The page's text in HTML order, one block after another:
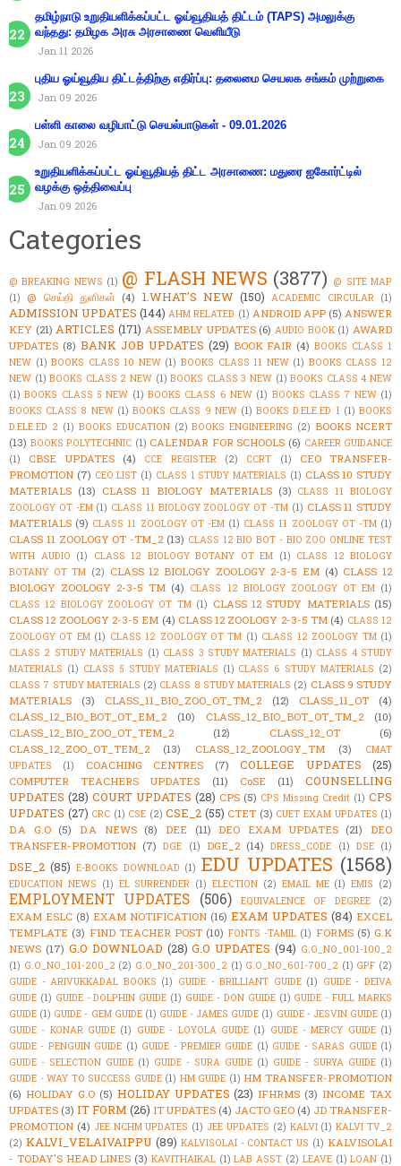
தமிழ்நாடு உறுதியளிக்கப்பட்ட ஓய்வூதியத் திட்டம் (TAPS) அமலுக்கு
வந்தது: தமிழக அரசு அரசாணை வெளியீடு
Jan 11 2026
புதிய ஓய்வூதிய திட்டத்திற்கு எதிர்ப்பு: தலைமை செயலக சங்கம் முற்றுகை
Jan 09 2026
பள்ளி காலை வழிபாட்டு செயல்பாடுகள் - 09.01.2026
Jan 09 2026
உறுதியளிக்கப்பட்ட ஓய்வூதியத் திட்ட அரசாணை: மதுரை ஐகோர்ட்டில்
வழக்கு ஒத்திவைப்பு
Jan 09 2026
Categories
@ BREAKING NEWS (1) @ FLASH NEWS (3877) @ SITE MAP
(1) @ செய்தி துளிகள் (4) 1.WHAT'S NEW (150) ACADEMIC CIRCULAR (1)
ADMISSION UPDATES (144) AHM RELATED (1) ANDROID APP (5) ANSWER
KEY (21) ARTICLES (171) ASSEMBLY UPDATES (6) AUDIO BOOK (1) AWARD
UPDATES (8) BANK JOB UPDATES (29) BOOK FAIR (4) BOOKS CLASS 1
NEW (1) BOOKS CLASS 10 NEW (1) BOOKS CLASS 11 NEW (1) BOOKS CLASS 12
NEW (1) BOOKS CLASS 2 NEW (1) BOOKS CLASS 3 NEW (1) BOOKS CLASS 4 NEW
(1) BOOKS CLASS 5 NEW (1) BOOKS CLASS 6 NEW (1) BOOKS CLASS 7 NEW (1)
BOOKS CLASS 8 NEW (1) BOOKS CLASS 9 NEW (1) BOOKS D.ELE.ED 1 (1) BOOKS
D.ELE.ED 2 (1) BOOKS EDUCATION (2) BOOKS ENGINEERING (2) BOOKS NCERT
(13) BOOKS POLYTECHNIC (1) CALENDAR FOR SCHOOLS (6) CAREER GUIDANCE
(1)
CBSE UPDATES (4) CCE REGISTER (2) CCRT (1)
CEO TRANSFER-
PROMOTION (7) CEO LIST (1) CLASS 1 STUDY MATERIALS (1) CLASS 10 STUDY
MATERIALS (13) CLASS 11 BIOLOGY MATERIALS (3) CLASS 11 BIOLOGY
ZOOLOGY OT -EM (1) CLASS 11 BIOLOGY ZOOLOGY OT -TM (1) CLASS 11 STUDY
MATERIALS (9) CLASS 11 ZOOLOGY OT -EM (1) CLASS 11 ZOOLOGY OT -TM (1)
CLASS 11 ZOOLOGY OT -TM_2 (13) CLASS 12 BIO BOT - BIO ZOO ONLINE TEST
WITH AUDIO (1) CLASS 12 BIOLOGY BOTANY OT EM (1) CLASS 12 BIOLOGY
BOTANY OT TM (2) CLASS 12 BIOLOGY ZOOLOGY 2-3-5 EM (4) CLASS 12
BIOLOGY ZOOLOGY 2-3-5 TM (4) CLASS 12 BIOLOGY ZOOLOGY OT EM (1)
CLASS 12 BIOLOGY ZOOLOGY OT TM (1) CLASS 12 STUDY MATERIALS (15)
CLASS 12 ZOOLOGY 2-3-5 EM (4) CLASS 12 ZOOLOGY 2-3-5 TM (4) CLASS 12
ZOOLOGY OT EM (1) CLASS 12 ZOOLOGY OT TM (1) CLASS 12 ZOOLOGY TM (1)
CLASS 2 STUDY MATERIALS (1) CLASS 3 STUDY MATERIALS (1) CLASS 4 STUDY
MATERIALS (1) CLASS 5 STUDY MATERIALS (1) CLASS 6 STUDY MATERIALS (2)
CLASS 7 STUDY MATERIALS (2) CLASS 8 STUDY MATERIALS (2) CLASS 9 STUDY
MATERIALS
(3) CLASS_11_BIO_ZOO_OT_TM_2 (12) CLASS_11_OT
(4)
CLASS_12_BIO_BOT_OT_EM_2
(10) CLASS_12_BIO_BOT_OT_TM_2
(10)
CLASS_12_BIO_ZOO_OT_TEM_2
(12) CLASS_12_OT
(6)
CLASS_12_ZOO_OT_TEM_2
(13) CLASS_12_ZOOLOGY_TM (3)
CMAT
UPDATES
(1) COACHING CENTRES (7) COLLEGE UPDATES (25)
COMPUTER TEACHERS UPDATES (11) CoSE (11)
COUNSELLING
UPDATES (28) COURT UPDATES (28) CPS (5) CPS Missing Credit (1) CPS
UPDATES (27) CRC (1) CSE (2) CSE_2 (55) CTET (3) CUET EXAM UPDATES (1)
D.A G.O (5) D.A NEWS (8) DEE (11) DEO EXAM UPDATES (21)
DEO
TRANSFER-PROMOTION (7) DGE (1) DGE_2 (14) DRESS_CODE (1) DSE (1)
DSE_2 (85) E-BOOKS DOWNLOAD (1) EDU UPDATES (1568)
EDUCATION NEWS (1) EL SURRENDER (1) ELECTION (2) EMAIL ME (1) EMIS (2)
EMPLOYMENT UPDATES (506) EQUIVALENCE OF DEGREE (2)
EXAM ESLC (8) EXAM NOTIFICATION (16) EXAM UPDATES (84) EXCEL
TEMPLATE (3) FIND TEACHER POST (10) FONTS -TAMIL (1) FORMS (5) G.K
NEWS (17) G.O DOWNLOAD (28) G.O UPDATES (94) G.O_NO_001-100_2
(1) G.O_NO_101-200_2 (2) G.O_NO_201-300_2 (1) G.O_NO_601-700_2 (1) GPF (2)
GUIDE - ARIVUKKADAL BOOKS (1) GUIDE - BRILLIANT GUIDE (1) GUIDE - DEIVA
GUIDE (1) GUIDE - DOLPHIN GUIDE (1) GUIDE - DON GUIDE (1) GUIDE - FULL MARKS
GUIDE (1) GUIDE - GEM GUIDE (1) GUIDE - JAMES GUIDE (1) GUIDE - JESVIN GUIDE (1)
GUIDE - KONAR GUIDE (1) GUIDE - LOYOLA GUIDE (1) GUIDE - MERCY GUIDE (1)
GUIDE - PENGUIN GUIDE (1) GUIDE - PREMIER GUIDE (1) GUIDE - SARAS GUIDE (1)
GUIDE - SELECTION GUIDE (1) GUIDE - SURA GUIDE (1) GUIDE - SURYA GUIDE (1)
GUIDE - WAY TO SUCCESS GUIDE (1) HM GUIDE (1) HM TRANSFER-PROMOTION
(6) HOLIDAY G.O (5) HOLIDAY UPDATES (23) IFHRMS (3) INCOME TAX
UPDATES (3) IT FORM (26) IT UPDATES (4) JACTO GEO (4) JD TRANSFER-
PROMOTION (4) JEE NCHM UPDATES (1) JEE UPDATES (2) KALVI (1) KALVI TV_2
(2) KALVI_VELAIVAIPPU (89) KALVISOLAI - CONTACT US (1) KALVISOLAI
- TODAY'S HEAD LINES (3) KAVITHAIKAL (1) LAB ASST (2) LEAVE (1) LOAN (1)